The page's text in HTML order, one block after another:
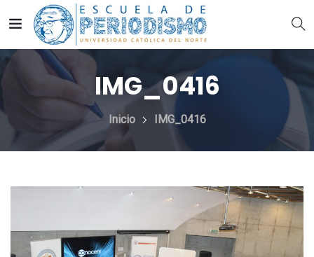
IMG_0416
Inicio IMG_0416